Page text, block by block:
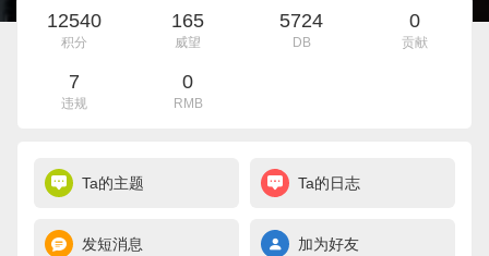
12540
积分
165
威望
5724
DB
0
贡献
7
违规
0
RMB
Ta的主题 Ta的日志
发短消息 加为好友